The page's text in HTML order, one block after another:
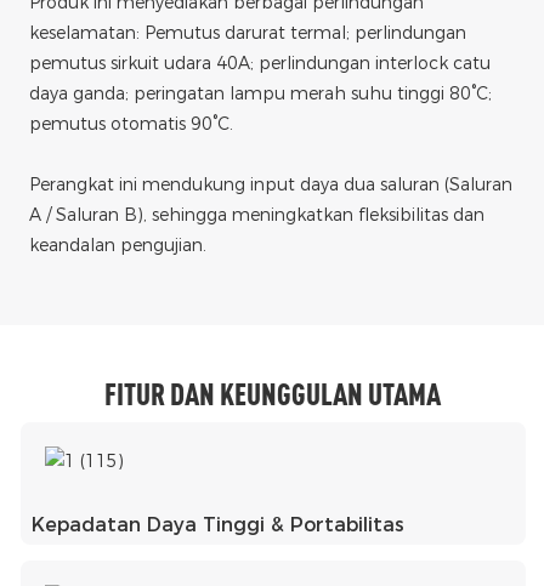
keselamatan: Pemutus darurat termal; perlindungan
pemutus sirkuit udara 40A; perlindungan interlock catu
daya ganda; peringatan lampu merah suhu tinggi 80°C;
pemutus otomatis 90°C.
Perangkat ini mendukung input daya dua saluran (Saluran
A / Saluran B), sehingga meningkatkan fleksibilitas dan
keandalan pengujian.
FITUR DAN KEUNGGULAN UTAMA
Kepadatan Daya Tinggi & Portabilitas